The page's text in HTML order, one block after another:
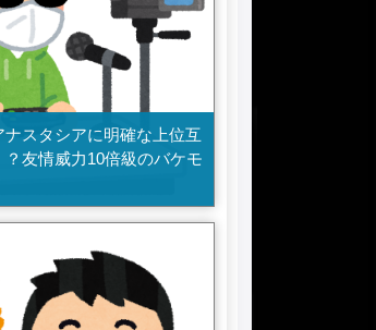
ナスタシアに明確な上位互
？友情威力10倍級のバケモ